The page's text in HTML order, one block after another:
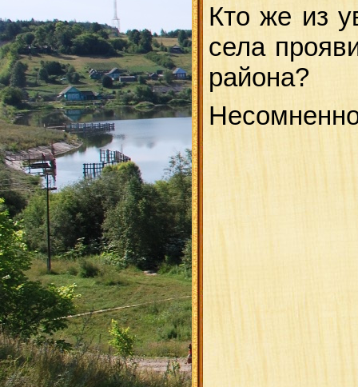
Кто же из
села
района?